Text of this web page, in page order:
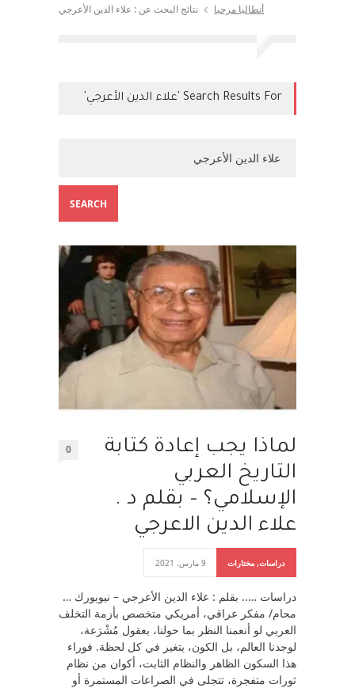
أنطاليا مرحبا نتائج البحث عن : علاء الدين الأعرجي
Search Results For 'علاء الدين الأعرجي'
لماذا يجب إعادة كتابة
التاريخ العربي
الإسلامي؟ – بقلم د .
علاء الدين الاعرجي
0
دراسات, مختارات 9 مارس، 2021
دراسات ….. بقلم : علاء الدين الأعرجي – نيويورك …
محام/ مفكر عراقي، أمريكي متخصص بأزمة التخلف
العربي لو أنعمنا النظر بما حولنا، بعقول مُشْرَعة،
لوجدنا العالم، بل الكون، يتغير في كل لحظة. فوراء
هذا السكون الظاهر والنظام الثابت، أكوان من نظام
ثورات متفجرة، تتجلى في الصراعات المستمرة أو